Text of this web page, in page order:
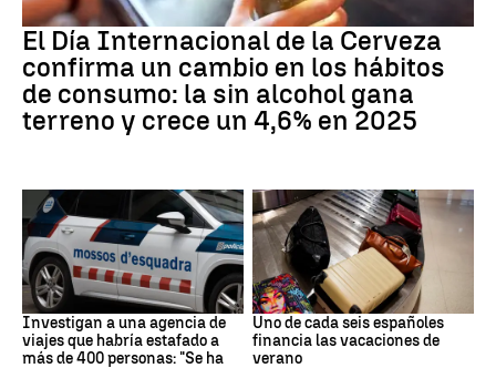
Día Internacional Cerveza
El Día Internacional de la Cerveza
confirma un cambio en los hábitos
de consumo: la sin alcohol gana
terreno y crece un 4,6% en 2025
Estafa
Investigan a una agencia de
viajes que habría estafado a
más de 400 personas: "Se ha
Subida precios
Uno de cada seis españoles
financia las vacaciones de
verano